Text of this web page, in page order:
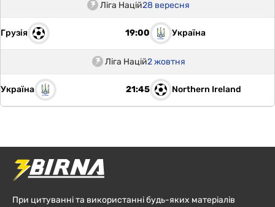
Ліга Націй28 вересня
Грузія 19:00 Україна
Ліга Націй2 жовтня
Україна 21:45 Northern Ireland
При цитуванні та використанні будь-яких матеріалів